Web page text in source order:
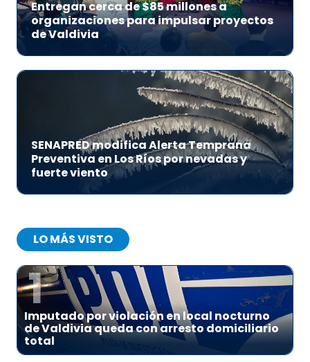
Entregan cerca de $85 millones a
organizaciones para impulsar proyectos
de Valdivia
SENAPRED modifica Alerta Temprana
Preventiva en Los Ríos por nevadas y
fuerte viento
LO MÁS VISTO
1
Imputado por violación en local nocturno
de Valdivia queda con arresto domiciliario
total